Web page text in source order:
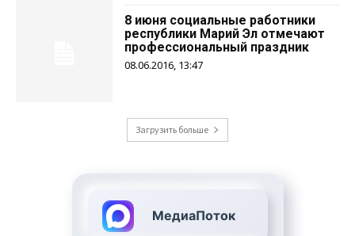
8 июня социальные работники
республики Марий Эл отмечают
профессиональный праздник
08.06.2016, 13:47
Загрузить больше
МедиаПоток